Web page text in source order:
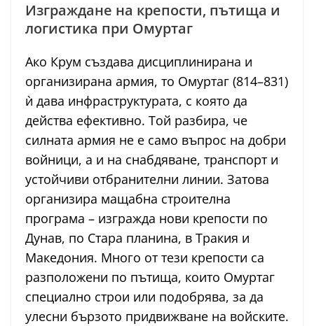
Изграждане на крепости, пътища и
логистика при Омуртаг
Ако Крум създава дисциплинирана и
организирана армия, то Омуртаг (814–831)
ѝ дава инфраструктурата, с която да
действа ефективно. Той разбира, че
силната армия не е само въпрос на добри
войници, а и на снабдяване, транспорт и
устойчиви отбранителни линии. Затова
организира мащабна строителна
програма – изгражда нови крепости по
Дунав, по Стара планина, в Тракия и
Македония. Много от тези крепости са
разположени по пътища, които Омуртаг
специално строи или подобрява, за да
улесни бързото придвижване на войските.